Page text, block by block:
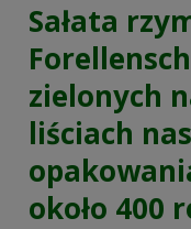
Sałata
zielonych
liściach
około 400